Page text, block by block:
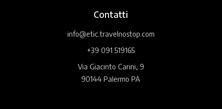
Contatti
info@etic.travelnostop.com
+39 091 519165
Via Giacinto Carini, 9
90144 Palermo PA